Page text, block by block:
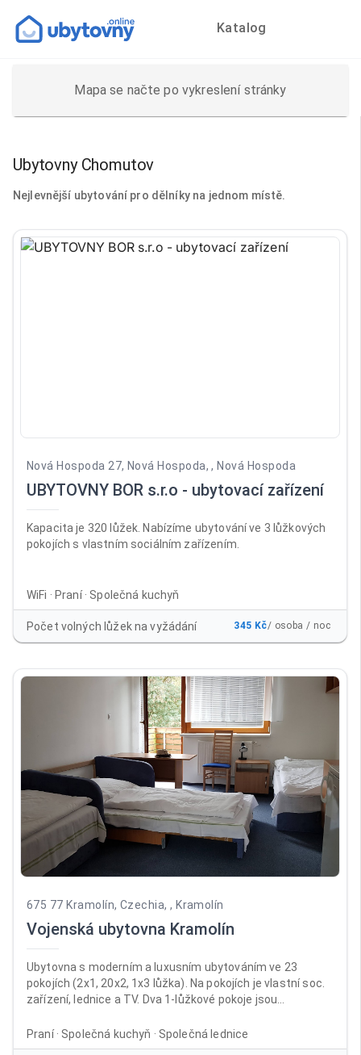
Katalog
Mapa se načte po vykreslení stránky
Ubytovny Chomutov
Nejlevnější ubytování pro dělníky na jednom místě.
Nová Hospoda 27, Nová Hospoda, , Nová Hospoda
UBYTOVNY BOR s.r.o - ubytovací zařízení
Kapacita je 320 lůžek. Nabízíme ubytování ve 3 lůžkových
pokojích s vlastním sociálním zařízením.
WiFi · Praní · Společná kuchyň
Počet volných lůžek na vyžádání 345 Kč/ osoba / noc
675 77 Kramolín, Czechia, , Kramolín
Vojenská ubytovna Kramolín
Ubytovna s moderním a luxusním ubytováním ve 23
pokojích (2x1, 20x2, 1x3 lůžka). Na pokojích je vlastní soc.
zařízení, lednice a TV. Dva 1-lůžkové pokoje jsou
oslavy, školení i dovolené. V ubytovně je non-stop recepce,
úschovna kol, prádelna, společná kuchyň, společenské
Praní · Společná kuchyň · Společná lednice